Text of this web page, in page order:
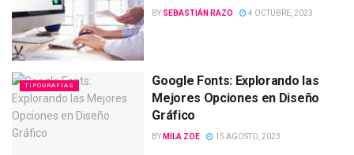
BY SEBASTIÁN RAZO 4 OCTUBRE, 2023
TIPOGRAFÍAS
Google Fonts: Explorando las
Mejores Opciones en Diseño
Gráfico
BY MILA ZOE 15 AGOSTO, 2023